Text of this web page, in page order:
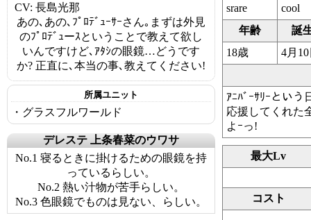
srare
cool
年齢
誕
18歳
4月
ｱﾆﾊﾞｰｻﾘｰとい
応援してくれた
よｰっ!
最大Lv
コスト
CV: 長島光那
あの､あの､ﾌﾟﾛﾃﾞｭｰｻｰさん｡まずは外見
のﾌﾟﾛﾃﾞｭーｽということで教えて欲し
いんですけど､ｱﾀｼの眼鏡…どうです
か? 正直に､本当の事､教えてください!
所属ユニット
・グラスフルワールド
デレステ 上条春菜のウワサ
No.1 寝るときに掛けるための眼鏡を持
っているらしい。
No.2 熱い汁物が苦手らしい。
No.3 色眼鏡でものは見ない、らしい。